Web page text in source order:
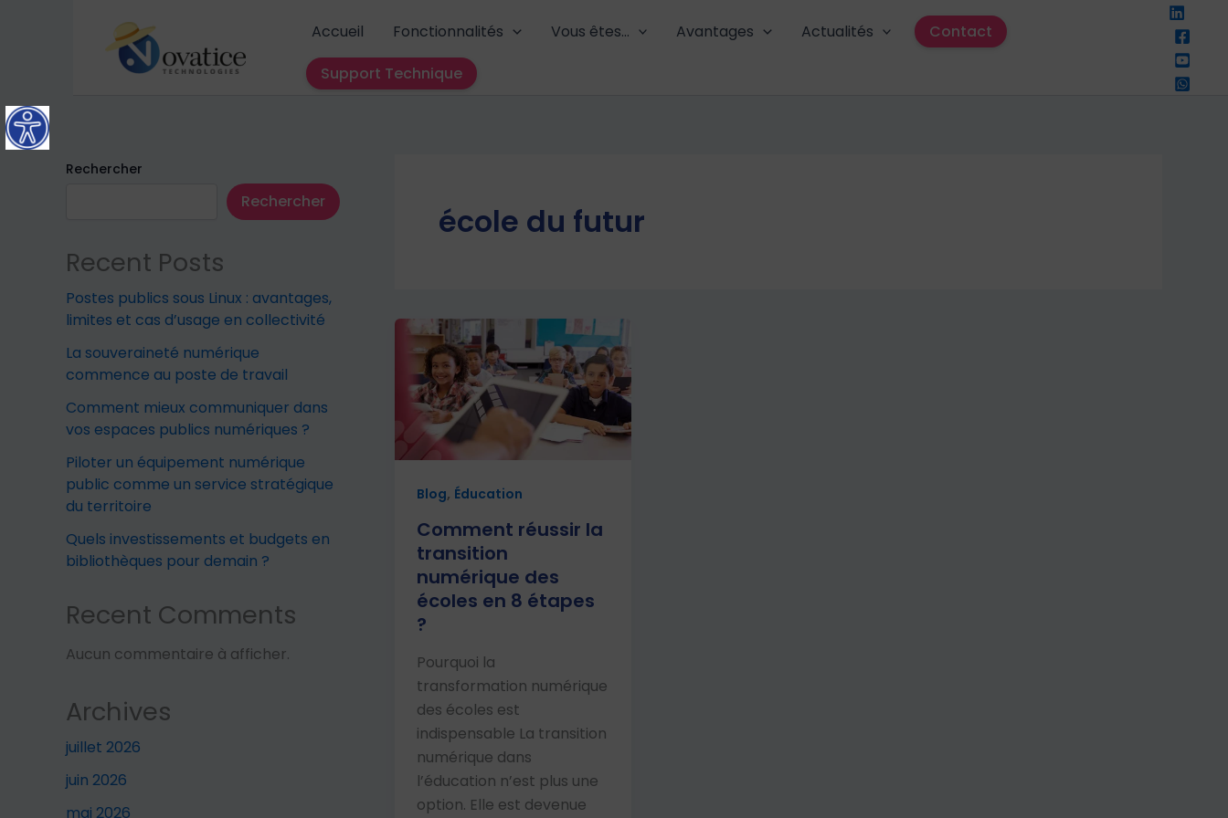
Accueil Fonctionnalités Vous êtes… Avantages Actualités
Contact
Support Technique
Rechercher
Rechercher
Recent Posts
Postes publics sous Linux : avantages,
limites et cas d’usage en collectivité
La souveraineté numérique
commence au poste de travail
Comment mieux communiquer dans
vos espaces publics numériques ?
Piloter un équipement numérique
public comme un service stratégique
du territoire
Quels investissements et budgets en
bibliothèques pour demain ?
Recent Comments
Aucun commentaire à afficher.
Archives
juillet 2026
juin 2026
mai 2026
école du futur
Blog, Éducation
Comment réussir la
transition
numérique des
écoles en 8 étapes
?
Pourquoi la
transformation numérique
des écoles est
indispensable La transition
numérique dans
l’éducation n’est plus une
option. Elle est devenue